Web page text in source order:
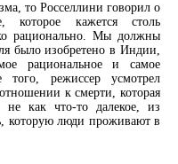
то Росселлини говорил о
которое кажется столь
рационально. Мы должны
было изобретено в Индии,
рациональное и самое
того, режиссер усмотрел
к смерти, которая
не как что-то далекое, из
которую люди проживают в